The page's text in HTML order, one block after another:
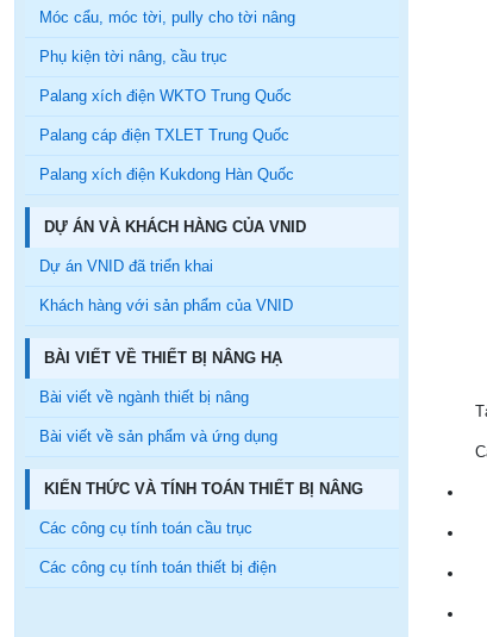
Móc cẩu, móc tời, pully cho tời nâng
Phụ kiện tời nâng, cầu trục
Palang xích điện WKTO Trung Quốc
Palang cáp điện TXLET Trung Quốc
Palang xích điện Kukdong Hàn Quốc
DỰ ÁN VÀ KHÁCH HÀNG CỦA VNID
Dự án VNID đã triển khai
Khách hàng với sản phẩm của VNID
BÀI VIẾT VỀ THIẾT BỊ NÂNG HẠ
Bài viết về ngành thiết bị nâng
Bài viết về sản phẩm và ứng dụng
KIẾN THỨC VÀ TÍNH TOÁN THIẾT BỊ NÂNG
Các công cụ tính toán cầu trục
Các công cụ tính toán thiết bị điện